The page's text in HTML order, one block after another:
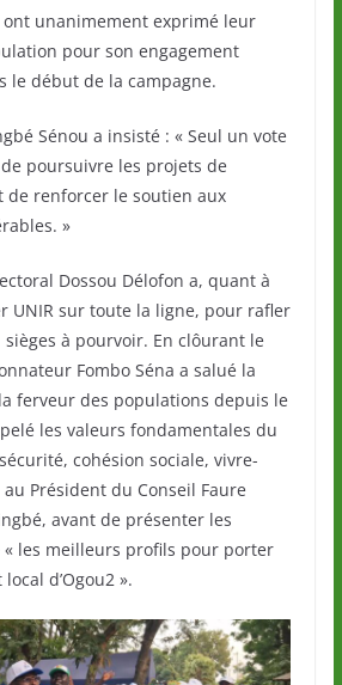
ont unanimement exprimé leur
pour son engagement
le début de la campagne.
Sénou a insisté : « Seul un vote
poursuivre les projets de
de renforcer le soutien aux
»
Dossou Délofon a, quant à
UNIR sur toute la ligne, pour rafler
sièges à pourvoir. En clôurant le
Fombo Séna a salué la
ferveur des populations depuis le
les valeurs fondamentales du
cohésion sociale, vivre-
Président du Conseil Faure
avant de présenter les
les meilleurs profils pour porter
d’Ogou2 ».